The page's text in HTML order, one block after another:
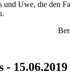
und Uwe, die den
- 15.06.2019